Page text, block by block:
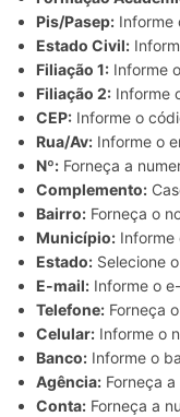
Pis/Pasep: Informe
Estado Civil:
Filiação 1: Informe
Filiação 2: Informe
CEP: Informe o
Rua/Av: Informe o
Nº: Forneça a
Complemento:
Bairro: Forneça o
Município: Informe
Estado: Selecione
E-mail: Informe o
Telefone: Forneça
Celular: Informe o
Banco: Informe o
Agência: Forneça
Conta: Forneça a